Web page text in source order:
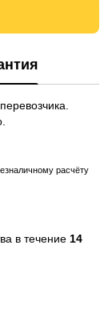
перевозчика.
расчёту
в течение 14